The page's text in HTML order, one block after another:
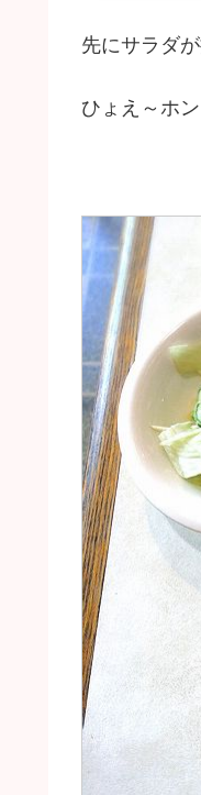
先にサラダ
ひょえ～ホ